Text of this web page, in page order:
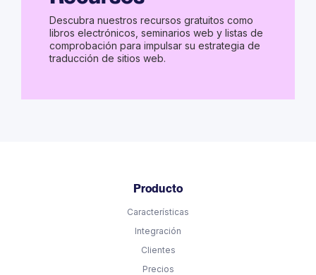
Descubra nuestros recursos gratuitos como
libros electrónicos, seminarios web y listas de
comprobación para impulsar su estrategia de
traducción de sitios web.
Producto
Características
Integración
Clientes
Precios